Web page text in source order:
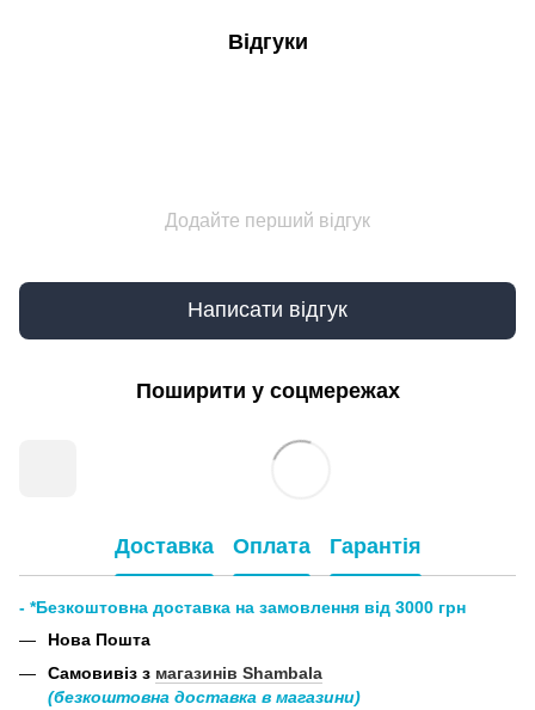
Відгуки
Додайте перший відгук
Написати відгук
Поширити у соцмережах
Доставка Оплата Гарантія
- *Безкоштовна доставка на замовлення від 3000 грн
Нова Пошта
Самовивіз з магазинів Shambala
(безкоштовна доставка в магазини)